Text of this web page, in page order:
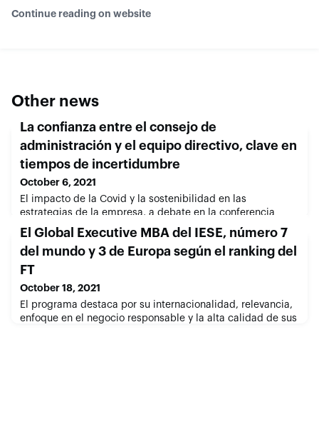
Continue reading on website
Other news
La confianza entre el consejo de
administración y el equipo directivo, clave en
tiempos de incertidumbre
October 6, 2021
El impacto de la Covid y la sostenibilidad en las
estrategias de la empresa, a debate en la conferencia
anual de Corporate Governance del IESE
El Global Executive MBA del IESE, número 7
del mundo y 3 de Europa según el ranking del
FT
October 18, 2021
El programa destaca por su internacionalidad, relevancia,
enfoque en el negocio responsable y la alta calidad de sus